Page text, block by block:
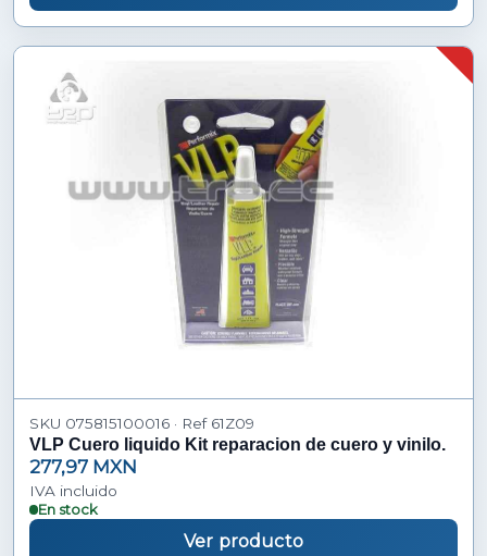
SKU 075815100016 · Ref 61Z09
VLP Cuero liquido Kit reparacion de cuero y vinilo.
277,97 MXN
IVA incluido
En stock
Ver producto